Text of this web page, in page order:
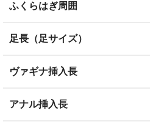
ふくらはぎ周囲
足長（足サイズ）
ヴァギナ挿入長
アナル挿入長